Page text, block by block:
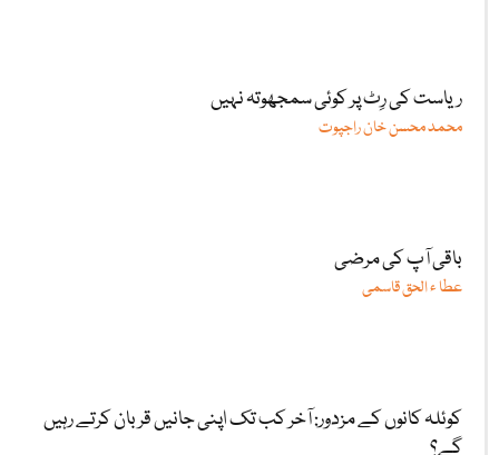
ریاست کی رِٹ پر کوئی سمجھوتہ نہیں
محمد محسن خان راجپوت
باقی آپ کی مرضی
عطا ء الحق قاسمی
کوئلہ کانوں کے مزدور: آخر کب تک اپنی جانیں قربان کرتے رہیں
گے؟